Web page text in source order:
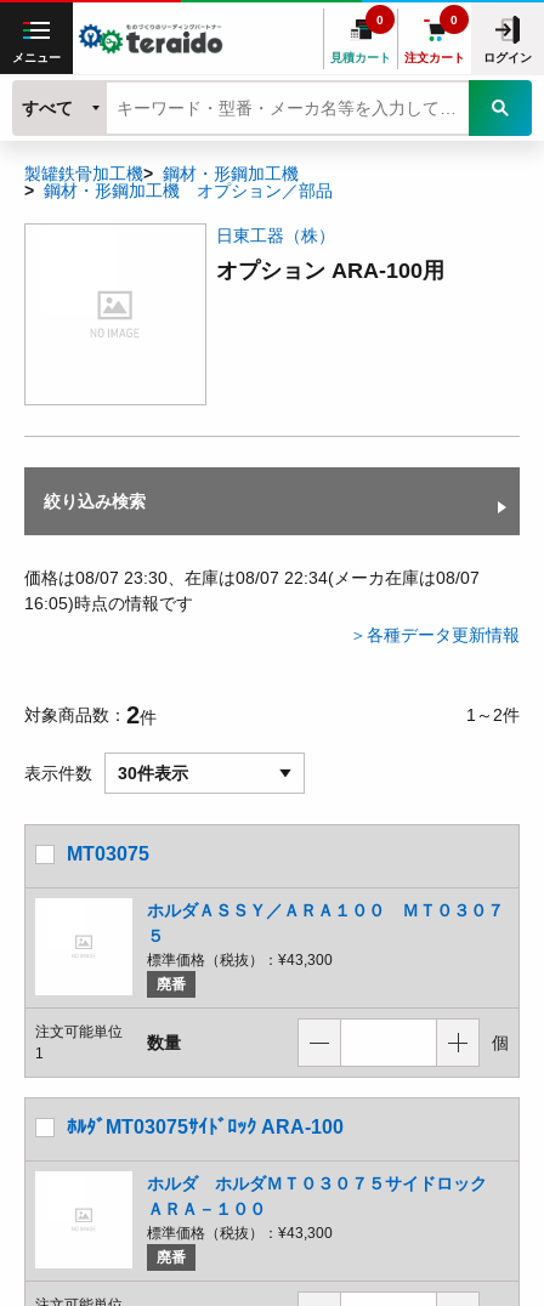
メニュー 見積カート
0
注文カート
0
ログイン
すべて
製罐鉄骨加工機
鋼材・形鋼加工機
鋼材・形鋼加工機 オプション／部品
日東工器（株）
オプション ARA-100用
絞り込み検索
価格は08/07 23:30、在庫は08/07 22:34(メーカ在庫は08/07
16:05)時点の情報です
＞各種データ更新情報
対象商品数 2件 1～2件
表示件数 30件表示
MT03075
ホルダＡＳＳＹ／ＡＲＡ１００ ＭＴ０３０７
５
標準価格（税抜）： ¥43,300
廃番
注文可能単位
1
数量 個
ﾎﾙﾀﾞMT03075ｻｲﾄﾞﾛｯｸ ARA-100
ホルダ ホルダＭＴ０３０７５サイドロック
ＡＲＡ－１００
標準価格（税抜）： ¥43,300
廃番